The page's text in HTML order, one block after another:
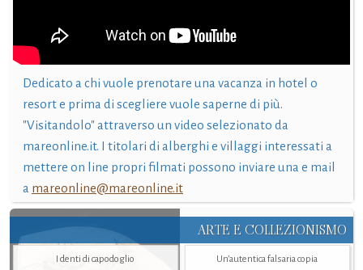
Dedicato a chi vuole prenotare una vacanza in hotel o
resort e prima di scegliere vuole saperne di più.
"Visitandolo" attraverso un video selezionato da
mareonline.it. I titolari di alberghi e villaggi interessati a
mettere on line propri filmati possono inviare una e mail
a mareonline@mareonline.it
ARTE E COLLEZIONISMO
I denti di capodoglio
Un’autentica falsaria copia